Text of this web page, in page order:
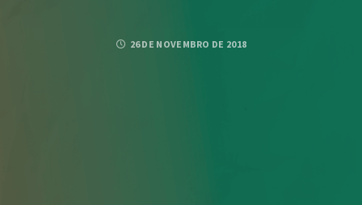
26 DE NOVEMBRO DE 2018